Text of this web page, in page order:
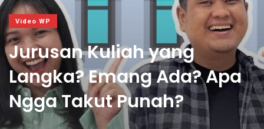
Video WP
Jurusan Kuliah yang
Langka? Emang Ada? Apa
Ngga Takut Punah?